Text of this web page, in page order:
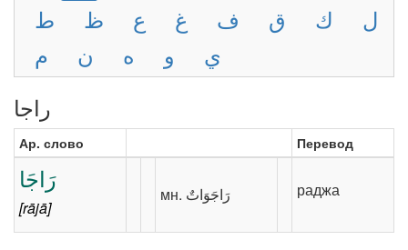
ط
ظ ع غ ف ق ك
ل
م
ن ه و
ي
راجا
Ар. слово Перевод
رَاجَا
[rājā]
раджа